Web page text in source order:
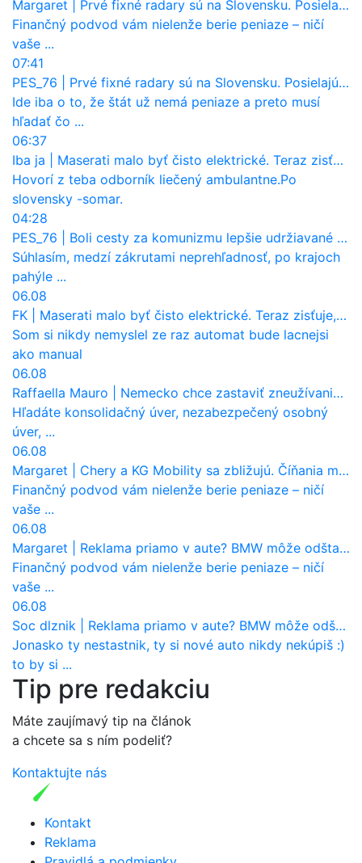
Margaret
Prvé fixné radary sú na Slovensku. Posielajú už pokuty? Ukáže ich Waze?
Finančný podvod vám nielenže berie peniaze – ničí
vaše ...
07:41
PES_76
Prvé fixné radary sú na Slovensku. Posielajú už pokuty? Ukáže ich Waze?
Ide iba o to, že štát už nemá peniaze a preto musí
hľadať čo ...
06:37
Iba ja
Maserati malo byť čisto elektrické. Teraz zisťuje, že potrebuje nový osemvalcový motor
Hovorí z teba odborník liečený ambulantne.Po
slovensky -somar.
04:28
PES_76
Boli cesty za komunizmu lepšie udržiavané ako dnes?
Súhlasím, medzí zákrutami neprehľadnosť, po krajoch
pahýle ...
06.08
FK
Maserati malo byť čisto elektrické. Teraz zisťuje, že potrebuje nový osemvalcový motor
Som si nikdy nemyslel ze raz automat bude lacnejsi
ako manual
06.08
Raffaella Mauro
Nemecko chce zastaviť zneužívanie dotácií na elektromobily. Pritvrdí pravidlá
Hľadáte konsolidačný úver, nezabezpečený osobný
úver, ...
06.08
Margaret
Chery a KG Mobility sa zbližujú. Číňania môžu získať 10 % bývalého SsangYongu
Finančný podvod vám nielenže berie peniaze – ničí
vaše ...
06.08
Margaret
Reklama priamo v aute? BMW môže odštartovať nový trend
Finančný podvod vám nielenže berie peniaze – ničí
vaše ...
06.08
Soc dlznik
Reklama priamo v aute? BMW môže odštartovať nový trend
Jonasko ty nestastnik, ty si nové auto nikdy nekúpiš :)
to by si ...
Tip pre redakciu
Máte zaujímavý tip na článok
a chcete sa s ním podeliť?
Kontaktujte nás
Kontakt
Reklama